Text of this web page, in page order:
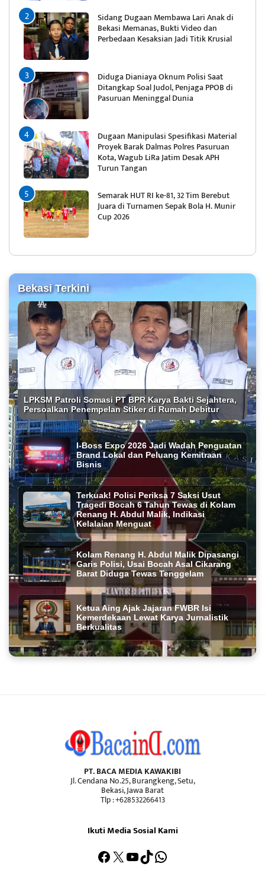
Sidang Dugaan Membawa Lari Anak di
Bekasi Memanas, Bukti Video dan
Perbedaan Kesaksian Jadi Titik Krusial
Diduga Dianiaya Oknum Polisi Saat
Ditangkap Soal Judol, Penjaga PPOB di
Pasuruan Meninggal Dunia
Dugaan Manipulasi Spesifikasi Material
Proyek Barak Dalmas Polres Pasuruan
Kota, Wagub LiRa Jatim Desak APH
Turun Tangan
Semarak HUT RI ke-81, 32 Tim Berebut
Juara di Turnamen Sepak Bola H. Munir
Cup 2026
Bekasi Terkini
LPKSM Patroli Somasi PT BPR Karya Bakti Sejahtera,
Persoalkan Penempelan Stiker di Rumah Debitur
I-Boss Expo 2026 Jadi Wadah Penguatan
Brand Lokal dan Peluang Kemitraan
Bisnis
Terkuak! Polisi Periksa 7 Saksi Usut
Tragedi Bocah 6 Tahun Tewas di Kolam
Renang H. Abdul Malik, Indikasi
Kelalaian Menguat
Kolam Renang H. Abdul Malik Dipasangi
Garis Polisi, Usai Bocah Asal Cikarang
Barat Diduga Tewas Tenggelam
Ketua Aing Ajak Jajaran FWBR Isi
Kemerdekaan Lewat Karya Jurnalistik
Berkualitas
PT. BACA MEDIA KAWAKIBI
Jl. Cendana No.25, Burangkeng, Setu,
Bekasi, Jawa Barat
Tlp : +628532266413
Ikuti Media Sosial Kami
Facebook
X YouTube
TikTokWhatsApp